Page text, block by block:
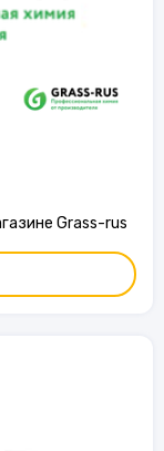
Скидка 0% по промокоду в интернет-магазине Grass-rus